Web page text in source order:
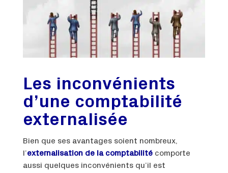
Les inconvénients
d’une comptabilité
externalisée
Bien que ses avantages soient nombreux,
l’externalisation de la comptabilitécomporte
aussi quelques inconvénients qu’il est